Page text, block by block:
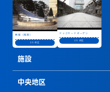
無限（飛翔）
25 街区
ドックヤードガーデン
25 街区
施設
中央地区